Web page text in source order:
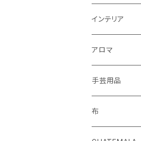
キーホルダー
手袋
インテリア
クッションカバー
アロマ
手芸用品
布